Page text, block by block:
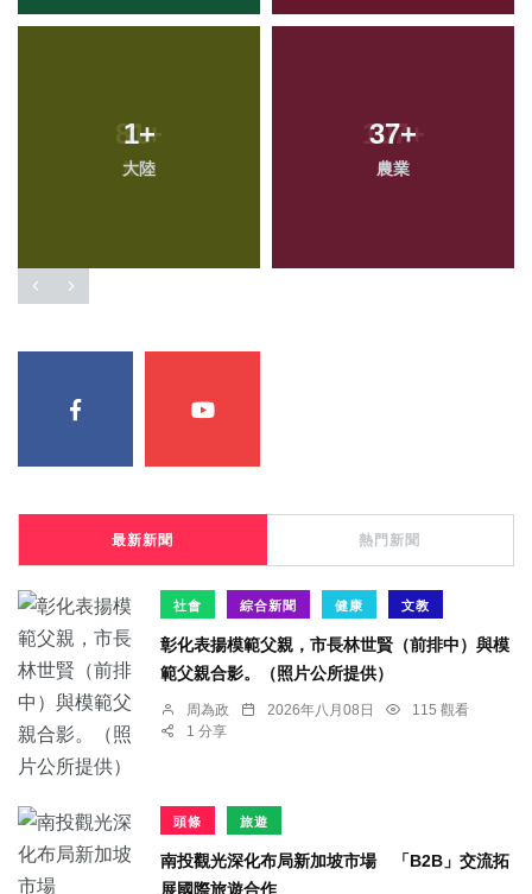
1+
大陸
37+
農業
最新新聞 熱門新聞
社會 綜合新聞 健康 文教
彰化表揚模範父親，市長林世賢（前排中）與模
範父親合影。（照片公所提供）
周為政 2026年八月08日
115 觀看
1 分享
頭條 旅遊
南投觀光深化布局新加坡市場 「B2B」交流拓
展國際旅遊合作